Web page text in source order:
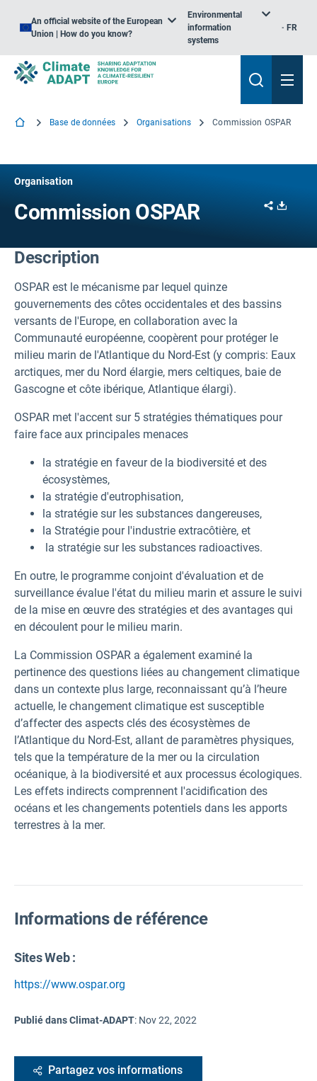
An official website of the European
Union | How do you know?
Environmental
information
systems
FR
Base de données Organisations Commission OSPAR
Organisation
Commission OSPAR Share
Description
OSPAR est le mécanisme par lequel quinze
gouvernements des côtes occidentales et des bassins
versants de l'Europe, en collaboration avec la
Communauté européenne, coopèrent pour protéger le
milieu marin de l'Atlantique du Nord-Est (y compris: Eaux
arctiques, mer du Nord élargie, mers celtiques, baie de
Gascogne et côte ibérique, Atlantique élargi).
OSPAR met l'accent sur 5 stratégies thématiques pour
faire face aux principales menaces
la stratégie en faveur de la biodiversité et des
écosystèmes,
la stratégie d'eutrophisation,
la stratégie sur les substances dangereuses,
la Stratégie pour l'industrie extracôtière, et
la stratégie sur les substances radioactives.
En outre, le programme conjoint d'évaluation et de
surveillance évalue l'état du milieu marin et assure le suivi
de la mise en œuvre des stratégies et des avantages qui
en découlent pour le milieu marin.
La Commission OSPAR a également examiné la
pertinence des questions liées au changement climatique
dans un contexte plus large, reconnaissant qu’à l’heure
actuelle, le changement climatique est susceptible
d’affecter des aspects clés des écosystèmes de
l’Atlantique du Nord-Est, allant de paramètres physiques,
tels que la température de la mer ou la circulation
océanique, à la biodiversité et aux processus écologiques.
Les effets indirects comprennent l'acidification des
océans et les changements potentiels dans les apports
terrestres à la mer.
Informations de référence
Sites Web :
https://www.ospar.org
Publié dans Climat-ADAPT: Nov 22, 2022
Partagez vos informations